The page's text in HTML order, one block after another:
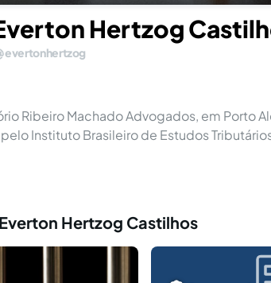
Hertzog
evertonhertzog
Ribeiro Machado Advogados, em Porto
Instituto Brasileiro de Estudos
Hertzog Castilhos